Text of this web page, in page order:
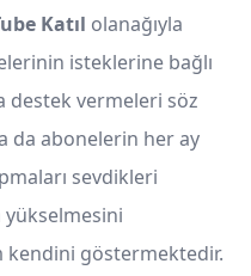
Katıl olanağıyla
isteklerine bağlı
destek vermeleri söz
da abonelerin her ay
sevdikleri
yükselmesini
göstermektedir.